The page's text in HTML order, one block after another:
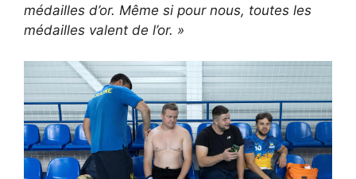
médailles d’or. Même si pour nous, toutes les
médailles valent de l’or. »